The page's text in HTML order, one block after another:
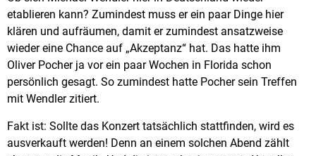
etablieren kann? Zumindest muss er ein paar Dinge hier
klären und aufräumen, damit er zumindest ansatzweise
wieder eine Chance auf „Akzeptanz“ hat. Das hatte ihm
Oliver Pocher ja vor ein paar Wochen in Florida schon
persönlich gesagt. So zumindest hatte Pocher sein Treffen
mit Wendler zitiert.
Fakt ist: Sollte das Konzert tatsächlich stattfinden, wird es
ausverkauft werden! Denn an einem solchen Abend zählt